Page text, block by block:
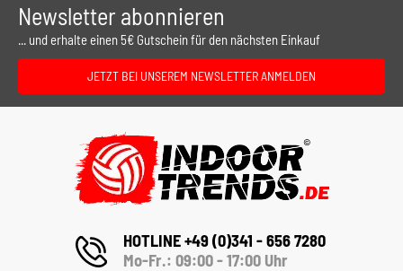
Newsletter abonnieren
... und erhalte einen 5€ Gutschein für den nächsten Einkauf
JETZT BEI UNSEREM NEWSLETTER ANMELDEN
HOTLINE +49 (0)341 - 656 7280
Mo-Fr.: 09:00 - 17:00 Uhr